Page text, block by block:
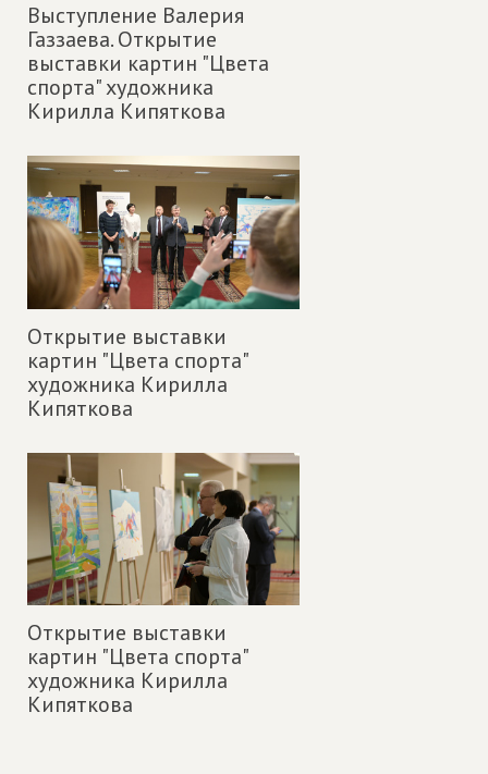
Выступление Валерия
Газзаева. Открытие
выставки картин "Цвета
спорта" художника
Кирилла Кипяткова
Открытие выставки
картин "Цвета спорта"
художника Кирилла
Кипяткова
Открытие выставки
картин "Цвета спорта"
художника Кирилла
Кипяткова